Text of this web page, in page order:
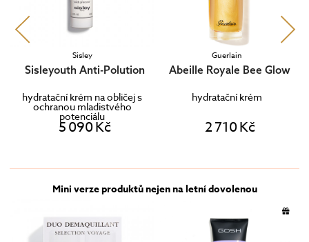
Sisley
Sisleyouth Anti-Polution
hydratační krém na obličej s
ochranou mladistvého
potenciálu
5 090 Kč
Guerlain
Abeille Royale Bee Glow
hydratační krém
2 710 Kč
Mini verze produktů nejen na letní dovolenou